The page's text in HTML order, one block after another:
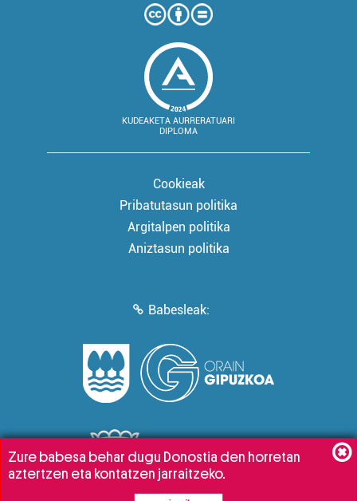
KUDEAKETA AURRERATUARI
DIPLOMA
Cookieak
Pribatutasun politika
Argitalpen politika
Aniztasun politika
Babesleak:
Zure babesa behar dugu Donostia den horretan
aztertzen eta kontatzen jarraitzeko.